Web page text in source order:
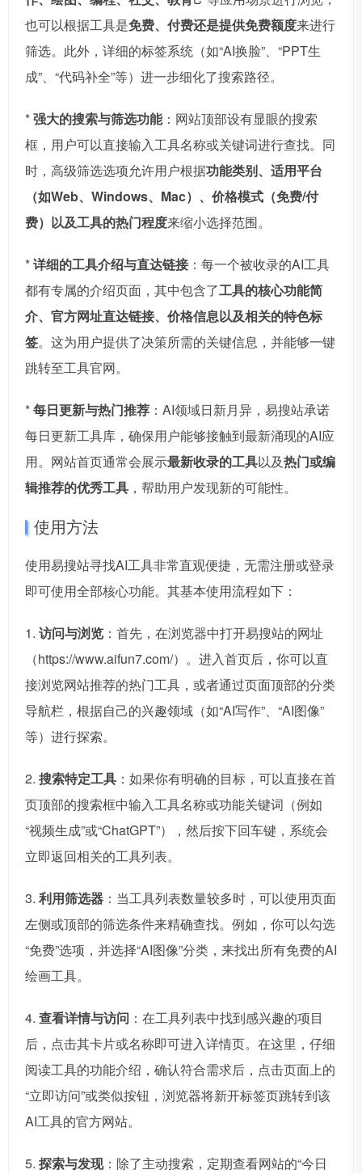
也可以根据工具是免费、付费还是提供免费额度来进行
筛选。此外，详细的标签系统（如“AI换脸”、“PPT生
成”、“代码补全”等）进一步细化了搜索路径。
*强大的搜索与筛选功能：网站顶部设有显眼的搜索
框，用户可以直接输入工具名称或关键词进行查找。同
时，高级筛选选项允许用户根据功能类别、适用平台
（如Web、Windows、Mac）、价格模式（免费/付
费）以及工具的热门程度来缩小选择范围。
*详细的工具介绍与直达链接：每一个被收录的AI工具
都有专属的介绍页面，其中包含了工具的核心功能简
介、官方网址直达链接、价格信息以及相关的特色标
签。这为用户提供了决策所需的关键信息，并能够一键
跳转至工具官网。
*每日更新与热门推荐 ：AI领域日新月异，易搜站承诺
每日更新工具库，确保用户能够接触到最新涌现的AI应
用。网站首页通常会展示最新收录的工具以及热门或编
辑推荐的优秀工具 ，帮助用户发现新的可能性。
使用方法
使用易搜站寻找AI工具非常直观便捷，无需注册或登录
即可使用全部核心功能。其基本使用流程如下：
1. 访问与浏览 ：首先，在浏览器中打开易搜站的网址
（https://www.aifun7.com/）。进入首页后，你可以直
接浏览网站推荐的热门工具，或者通过页面顶部的分类
导航栏，根据自己的兴趣领域（如“AI写作”、“AI图像”
等）进行探索。
2. 搜索特定工具 ：如果你有明确的目标，可以直接在首
页顶部的搜索框中输入工具名称或功能关键词（例如
“视频生成”或“ChatGPT”），然后按下回车键，系统会
立即返回相关的工具列表。
3. 利用筛选器 ：当工具列表数量较多时，可以使用页面
左侧或顶部的筛选条件来精确查找。例如，你可以勾选
“免费”选项，并选择“AI图像”分类，来找出所有免费的AI
绘画工具。
4. 查看详情与访问 ：在工具列表中找到感兴趣的项目
后，点击其卡片或名称即可进入详情页。在这里，仔细
阅读工具的功能介绍，确认符合需求后，点击页面上的
“立即访问”或类似按钮，浏览器将新开标签页跳转到该
AI工具的官方网站。
5. 探索与发现：除了主动搜索，定期查看网站的“今日